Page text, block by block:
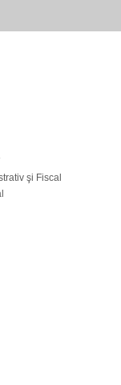
şi Fiscal